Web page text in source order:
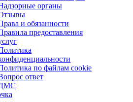
органы
и обязанности
предоставления
по файлам cookie
ответ